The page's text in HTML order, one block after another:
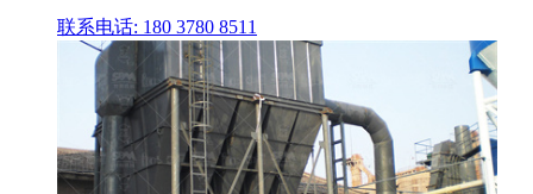
联系电话: 180 3780 8511